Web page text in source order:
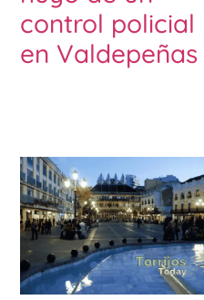
control policial
en Valdepeñas